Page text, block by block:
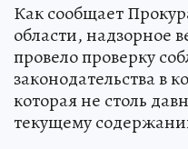
Как сообщает
области, надзорное
провело проверку
законодательства
которая не столь
текущему